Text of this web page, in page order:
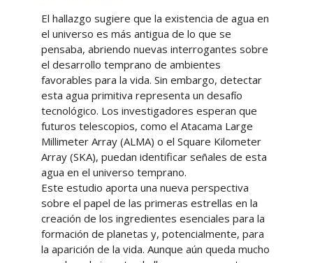
El hallazgo sugiere que la existencia de agua en
el universo es más antigua de lo que se
pensaba, abriendo nuevas interrogantes sobre
el desarrollo temprano de ambientes
favorables para la vida. Sin embargo, detectar
esta agua primitiva representa un desafío
tecnológico. Los investigadores esperan que
futuros telescopios, como el Atacama Large
Millimeter Array (ALMA) o el Square Kilometer
Array (SKA), puedan identificar señales de esta
agua en el universo temprano.
Este estudio aporta una nueva perspectiva
sobre el papel de las primeras estrellas en la
creación de los ingredientes esenciales para la
formación de planetas y, potencialmente, para
la aparición de la vida. Aunque aún queda mucho